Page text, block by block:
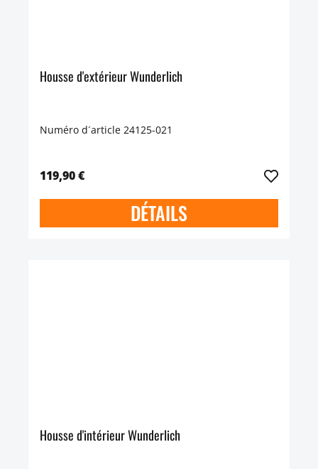
Housse d'extérieur Wunderlich
Numéro d´article 24125-021
119,90 €
DÉTAILS
Housse d'intérieur Wunderlich